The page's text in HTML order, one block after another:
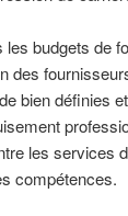
budgets de
des
bien définies
les services
compétences.